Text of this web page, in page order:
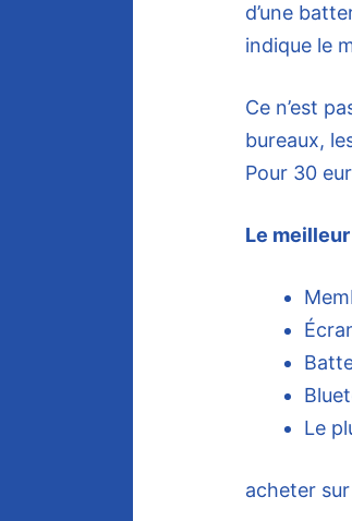
d’une
indique le
Ce n’est
bureaux,
Pour 30
Le meilleur
Le
acheter